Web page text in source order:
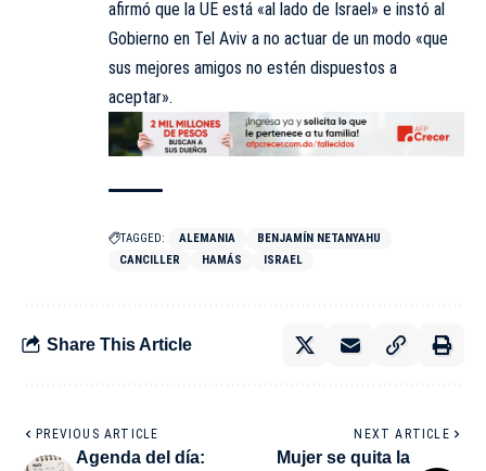
afirmó que la UE está «al lado de Israel» e instó al
Gobierno en Tel Aviv a no actuar de un modo «que
sus mejores amigos no estén dispuestos a
aceptar».
TAGGED: ALEMANIA
BENJAMÍN NETANYAHU
CANCILLER
HAMÁS ISRAEL
Share This Article
PREVIOUS ARTICLE
Agenda del día:
NEXT ARTICLE
Mujer se quita la